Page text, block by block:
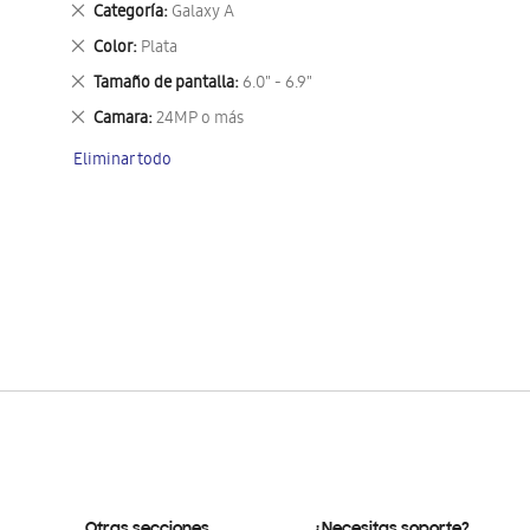
Categoría Galaxy A
Eliminar
este
artículo
Color Plata
Eliminar
este
artículo
Tamaño de pantalla 6.0" - 6.9"
Eliminar
este
artículo
Camara 24MP o más
Eliminar
artículo
Eliminar todo